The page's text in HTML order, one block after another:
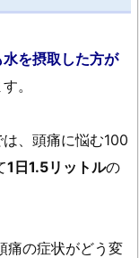
を摂取した方が
。
、頭痛に悩む100
1日1.5リットルの
痛の症状がどう変